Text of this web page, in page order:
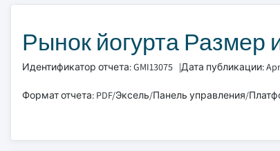
Рынок йогурта Размер
Идентификатор отчета: GMI13075 |Дата публикации:
Формат отчета: PDF/Эксель/Панель управления/